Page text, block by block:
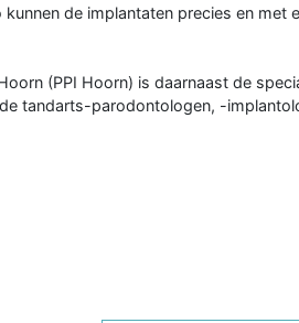
de implantaten precies en met
(PPI Hoorn) is daarnaast de
tandarts-parodontologen, -